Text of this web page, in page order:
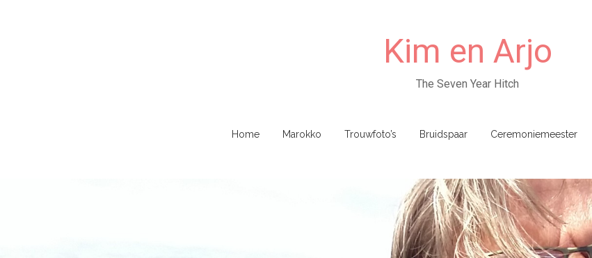
Kim en Arjo
The Seven Year Hitch
Home Marokko Trouwfoto’s Bruidspaar Ceremoniemeester